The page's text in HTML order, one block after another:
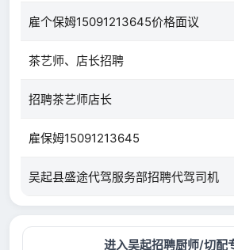
雇个保姆15091213645价格面议
茶艺师、店长招聘
招聘茶艺师店长
雇保姆15091213645
吴起县盛途代驾服务部招聘代驾司机
进入吴起招聘厨师/切配